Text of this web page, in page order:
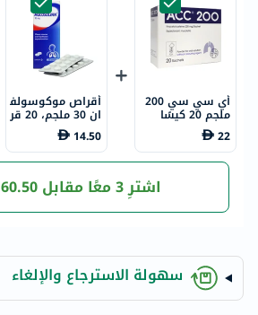
أي سي سي 200
ملجم 20 كيسًا
22
أقراص موكوسولف
ان 30 ملجم، 20 قر
ص
14.50
اشترِ 3 معًا مقابل 60.50
سهولة الاسترجاع والإلغاء